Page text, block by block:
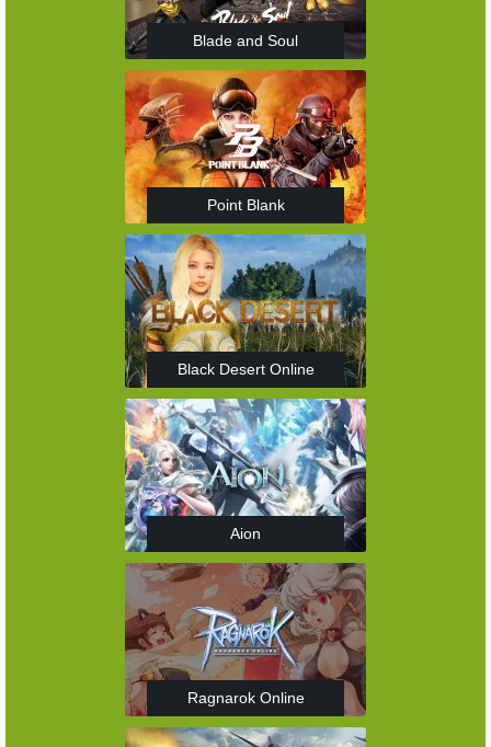
Blade and Soul
Point Blank
Black Desert Online
Aion
Ragnarok Online